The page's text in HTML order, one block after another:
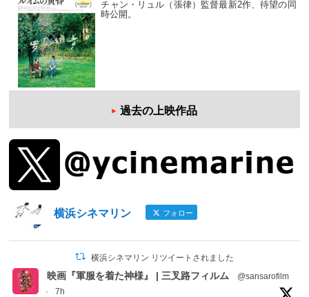
チャン・リュル（張律）監督最新2作、待望の同
時公開。
過去の上映作品
横浜シネマリン フォロー
横浜シネマリン リツイートされました
映画『軍服を着た神様』 | 三叉路フィルム
@sansarofilm
·
7h